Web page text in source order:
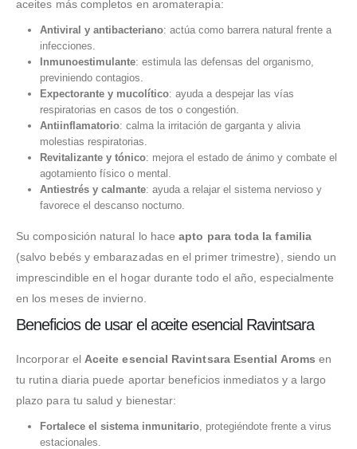
aceites más completos en aromaterapia:
Antiviral y antibacteriano: actúa como barrera natural frente a
infecciones.
Inmunoestimulante: estimula las defensas del organismo,
previniendo contagios.
Expectorante y mucolítico: ayuda a despejar las vías
respiratorias en casos de tos o congestión.
Antiinflamatorio: calma la irritación de garganta y alivia
molestias respiratorias.
Revitalizante y tónico: mejora el estado de ánimo y combate el
agotamiento físico o mental.
Antiestrés y calmante: ayuda a relajar el sistema nervioso y
favorece el descanso nocturno.
Su composición natural lo haceapto para toda la familia
(salvo bebés y embarazadas en el primer trimestre), siendo un
imprescindible en el hogar durante todo el año, especialmente
en los meses de invierno.
Beneficios de usar el aceite esencial Ravintsara
Incorporar el Aceite esencial Ravintsara Esential Aroms en
tu rutina diaria puede aportar beneficios inmediatos y a largo
plazo para tu salud y bienestar:
Fortalece el sistema inmunitario, protegiéndote frente a virus
estacionales.